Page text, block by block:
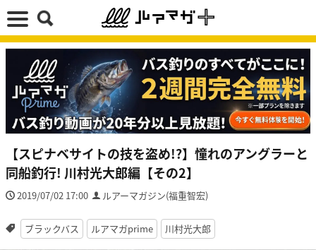
【スピナベサイトの技を盗め!?】憧れのアングラーと
同船釣行! 川村光大郎編【その2】
2019/07/02 17:00 ルアーマガジン(福重智宏)
ブラックバス ルアマガprime 川村光大郎